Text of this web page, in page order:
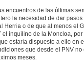
encuentros de las últimas
la necesidad de dar
Herria o de que al menos el
el inquilino de la Moncloa,
estaría dispuesto a ello en
que desde el PNV no
meses.